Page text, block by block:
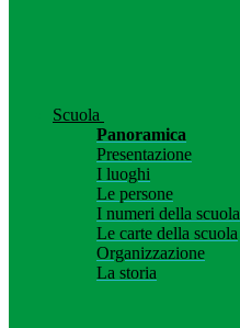
Scuola
Panoramica
Presentazione
I luoghi
Le persone
I numeri della scuola
Le carte della scuola
Organizzazione
La storia